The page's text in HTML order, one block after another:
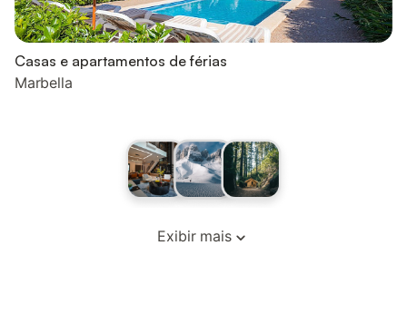
Casas e apartamentos de férias
Marbella
Exibir mais